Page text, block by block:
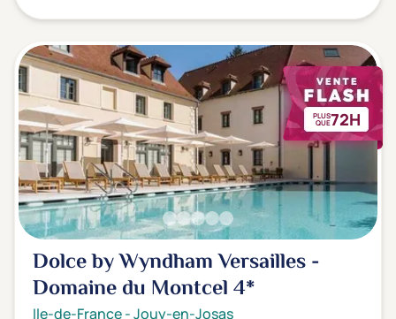
PLUS
QUE72H
Dolce by Wyndham Versailles -
Domaine du Montcel4*
Ile-de-France-Jouy-en-Josas